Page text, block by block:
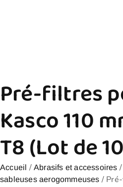
Pré-filtres
Kasco 110
T8 (Lot de
Accueil /Abrasifs et accessoires
sableuses aerogommeuses /